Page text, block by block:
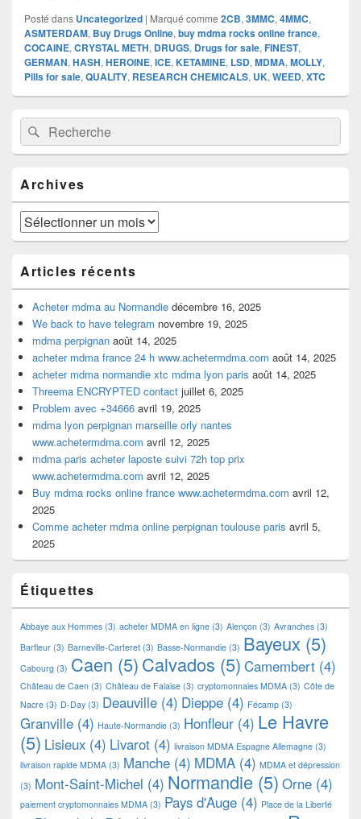
Posté dans Uncategorized | Marqué comme 2CB, 3MMC, 4MMC,
ASMTERDAM, Buy Drugs Online, buy mdma rocks online france,
COCAINE, CRYSTAL METH, DRUGS, Drugs for sale, FINEST,
GERMAN, HASH, HEROINE, ICE, KETAMINE, LSD, MDMA, MOLLY,
Pills for sale, QUALITY, RESEARCH CHEMICALS, UK, WEED, XTC
Zone
principale
de
widget
barre
latérale
Recherche :Rechercher
Archives
Archives
Articles récents
Acheter mdma au Normandie décembre 16, 2025
We back to have telegram novembre 19, 2025
mdma perpignan août 14, 2025
acheter mdma france 24 h www.achetermdma.com août 14, 2025
acheter mdma normandie xtc mdma lyon paris août 14, 2025
Threema ENCRYPTED contact juillet 6, 2025
Problem avec +34666 avril 19, 2025
mdma lyon perpignan marseille orly nantes
www.achetermdma.com avril 12, 2025
mdma paris acheter laposte suivi 72h top prix
www.achetermdma.com avril 12, 2025
Buy mdma rocks online france www.achetermdma.com avril 12,
2025
Comme acheter mdma online perpignan toulouse paris avril 5,
2025
Étiquettes
Abbaye aux Hommes (3) acheter MDMA en ligne (3) Alençon (3) Avranches (3)
Barfleur (3) Barneville-Carteret (3) Basse-Normandie (3) Bayeux (5)
Cabourg (3) Caen (5)Calvados (5) Camembert (4)
Château de Caen (3) Château de Falaise (3) cryptomonnaies MDMA (3) Côte de
Nacre (3) D-Day (3) Deauville (4) Dieppe (4) Fécamp (3)
Granville (4) Haute-Normandie (3) Honfleur (4) Le Havre
(5) Lisieux (4) Livarot (4) livraison MDMA Espagne Allemagne (3)
livraison rapide MDMA (3) Manche (4) MDMA (4) MDMA et dépression
(3) Mont-Saint-Michel (4) Normandie (5) Orne (4)
paiement cryptomonnaies MDMA (3) Pays d'Auge (4) Place de la Liberté